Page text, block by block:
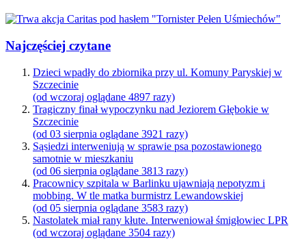
Najczęściej czytane
Dzieci wpadły do zbiornika przy ul. Komuny Paryskiej w
Szczecinie
(od wczoraj oglądane 4897 razy)
Tragiczny finał wypoczynku nad Jeziorem Głębokie w
Szczecinie
(od 03 sierpnia oglądane 3921 razy)
Sąsiedzi interweniują w sprawie psa pozostawionego
samotnie w mieszkaniu
(od 06 sierpnia oglądane 3813 razy)
Pracownicy szpitala w Barlinku ujawniają nepotyzm i
mobbing. W tle matka burmistrz Lewandowskiej
(od 05 sierpnia oglądane 3583 razy)
Nastolatek miał rany kłute. Interweniował śmigłowiec LPR
(od wczoraj oglądane 3504 razy)